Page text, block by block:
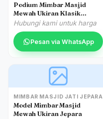
Podium Mimbar Masjid
Mewah Ukiran Klasik
Jepara
Hubungi kami untuk harga
Pesan via WhatsApp
MIMBAR MASJID JATI JEPARA
Model Mimbar Masjid
Mewah Ukiran Jepara